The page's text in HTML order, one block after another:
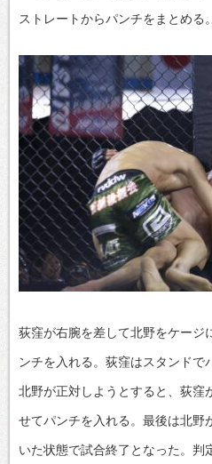
ストレートからパンチをまとめる。
荻窪が右腕を差して北野をケージ
ンチを入れる。荻窪はスタンドで
北野が正対しようとすると、荻窪
せてパンチを入れる。最後は北野
いた状態で試合終了となった。判